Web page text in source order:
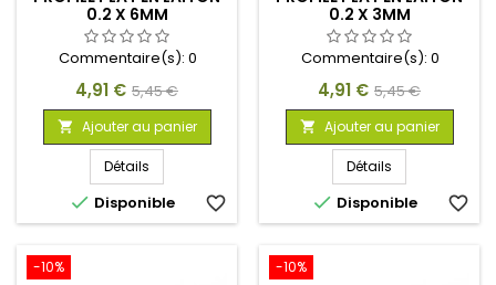
0.2 X 6MM
Commentaire(s): 0
Prix
4,91 € Prix
de
base
5,45 €
 Ajouter au panier
Détails
 Disponible favorite_border
0.2 X 3MM
Commentaire(s): 0
Prix
4,91 € Prix
de
base
5,45 €
 Ajouter au panier
Détails
 Disponible favorite_border
-10% -10%